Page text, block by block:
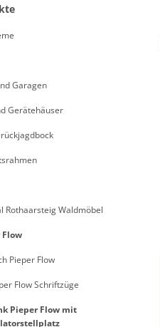
Garagen
Gerätehäuser
Rothaarsteig Waldmöbel
Flow
Pieper Flow
Flow Schriftzüge
Pieper Flow mit